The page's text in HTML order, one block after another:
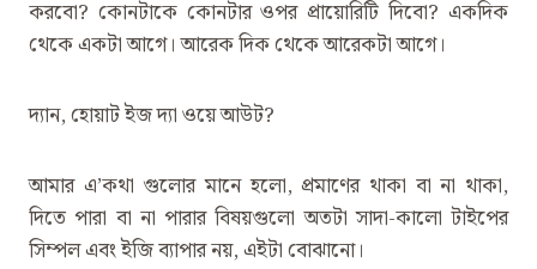
করবো? কোনটাকে কোনটার ওপর প্রায়োরিটি দিবো? একদিক
থেকে একটা আগে। আরেক দিক থেকে আরেকটা আগে।
দ্যান, হোয়াট ইজ দ্যা ওয়ে আউট?
আমার এ’কথা গুলোর মানে হলো, প্রমাণের থাকা বা না থাকা,
দিতে পারা বা না পারার বিষয়গুলো অতটা সাদা-কালো টাইপের
সিম্পল এবং ইজি ব্যাপার নয়, এইটা বোঝানো।